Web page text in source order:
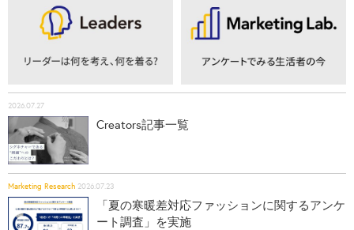
2026.07.27
Creators記事一覧
Marketing Research 2026.07.23
「夏の寒暖差対応ファッションに関するアンケ
ート調査」を実施